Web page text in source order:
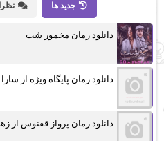
جدید ها
دانلود رمان مخمور شب
دانلود رمان پایگاه ویژه از
دانلود رمان پرواز ققنوس از